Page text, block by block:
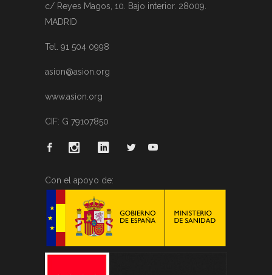
c/ Reyes Magos, 10. Bajo interior. 28009.
MADRID
Tel. 91 504 0998
asion@asion.org
www.asion.org
CIF: G 79107850
Con el apoyo de: